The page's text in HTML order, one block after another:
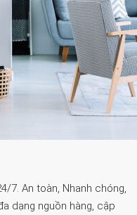
7. An toàn, Nhanh chóng,
dạng nguồn hàng, cập